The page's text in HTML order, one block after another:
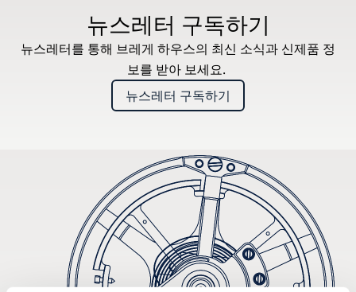
뉴스레터 구독하기
뉴스레터를 통해 브레게 하우스의 최신 소식과 신제품 정
보를 받아 보세요.
뉴스레터 구독하기